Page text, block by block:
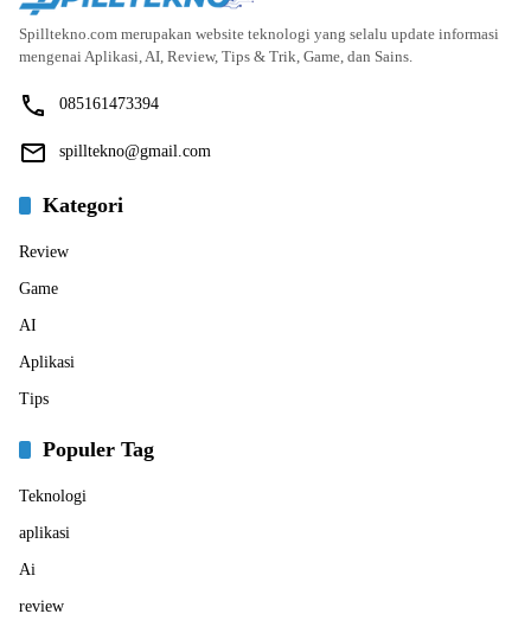
Spilltekno.com merupakan website teknologi yang selalu update informasi
mengenai Aplikasi, AI, Review, Tips & Trik, Game, dan Sains.
085161473394
spilltekno@gmail.com
Kategori
Review
Game
AI
Aplikasi
Tips
Populer Tag
Teknologi
aplikasi
Ai
review